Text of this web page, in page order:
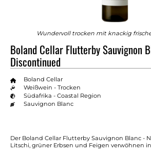
Wundervoll trocken mit knackig
Boland Cellar Flutterby Sauvignon
Discontinued
Boland Cellar
Weißwein - Trocken
Südafrika - Coastal Region
Sauvignon Blanc
Der Boland Cellar Flutterby Sauvignon Blanc -
Litschi, grüner Erbsen und Feigen verwöhnen